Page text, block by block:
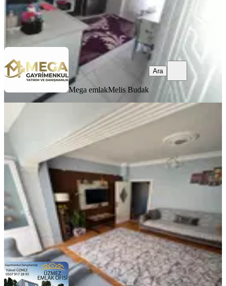
Mega emlak Melis Budak
Ara
Mega emlakMelis Budak
Ara
YENİ
Üzmez Gayrimenkuldan Ful Tadilatlı
Satılık 2-1 Daire
Bergama, Barbaros Mahallesi
120 m²·1. Kat·06.08.2026
2.800.000 ₺
ÜZMEZ GAYRİMENKUL & İNŞAATMert Yıldırım
Ara